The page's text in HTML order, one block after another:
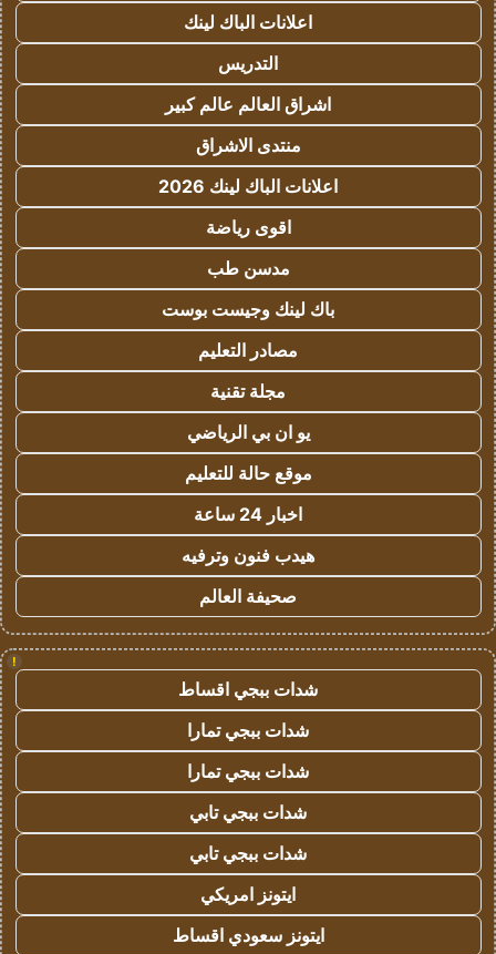
اعلانات الباك لينك
التدريس
اشراق العالم عالم كبير
منتدى الاشراق
اعلانات الباك لينك 2026
اقوى رياضة
مدسن طب
باك لينك وجيست بوست
مصادر التعليم
مجلة تقنية
يو ان بي الرياضي
موقع حالة للتعليم
اخبار 24 ساعة
هيدب فنون وترفيه
صحيفة العالم
!
شدات ببجي اقساط
شدات ببجي تمارا
شدات ببجي تمارا
شدات ببجي تابي
شدات ببجي تابي
ايتونز امريكي
ايتونز سعودي اقساط